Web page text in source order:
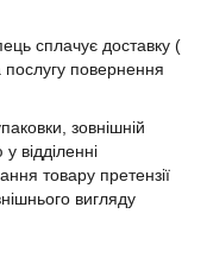
сплачує доставку (
повернення
зовнішній
відділенні
товару претензії
вигляду